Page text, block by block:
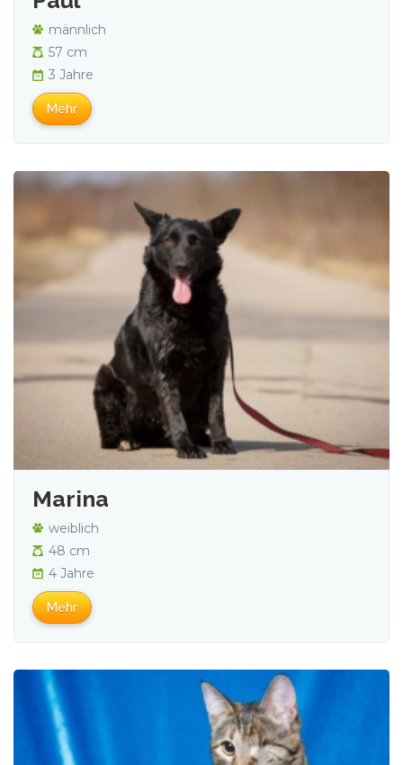
männlich
57 cm
3 Jahre
Mehr
Marina
weiblich
48 cm
4 Jahre
Mehr